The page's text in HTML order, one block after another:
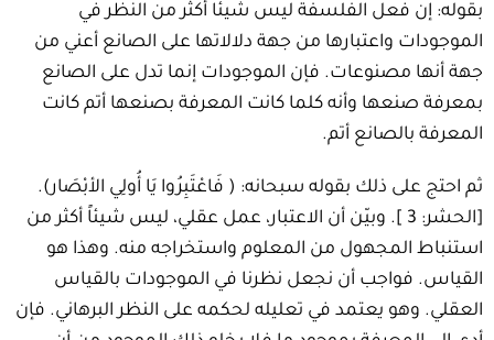
بقوله: إن فعل الفلسفة ليس شيئا أكثر من النظر في
الموجودات واعتبارها من جهة دلالاتها على الصانع أعني من
جهة أنها مصنوعات. فإن الموجودات إنما تدل على الصانع
بمعرفة صنعها وأنه كلما كانت المعرفة بصنعها أتم كانت
المعرفة بالصانع أتم.
ثم احتج على ذلك بقوله سبحانه: ( فَاعْتَبِرُوا يَا أُولِي الأبْصَار).
[الحشر: 3 ]. وبيّن أن الاعتبار، عمل عقلي، ليس شيئاً أكثر من
استنباط المجهول من المعلوم واستخراجه منه. وهذا هو
القياس. فواجب أن نجعل نظرنا في الموجودات بالقياس
العقلي. وهو يعتمد في تعليله لحكمه على النظر البرهاني. فإن